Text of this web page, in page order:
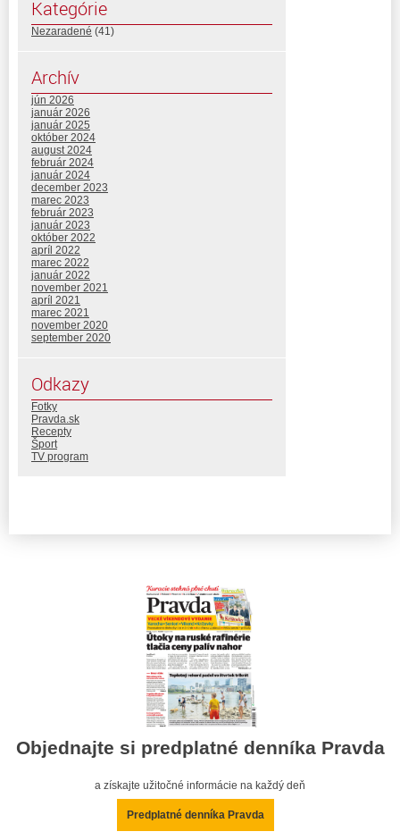
Kategórie
Nezaradené (41)
Archív
jún 2026
január 2026
január 2025
október 2024
august 2024
február 2024
január 2024
december 2023
marec 2023
február 2023
január 2023
október 2022
apríl 2022
marec 2022
január 2022
november 2021
apríl 2021
marec 2021
november 2020
september 2020
Odkazy
Fotky
Pravda.sk
Recepty
Šport
TV program
Objednajte si predplatné denníka Pravda
a získajte užitočné informácie na každý deň
Predplatné denníka Pravda